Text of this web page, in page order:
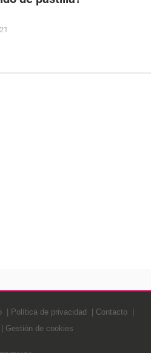
Política de privacidad
Contacto
Gestión de cookies